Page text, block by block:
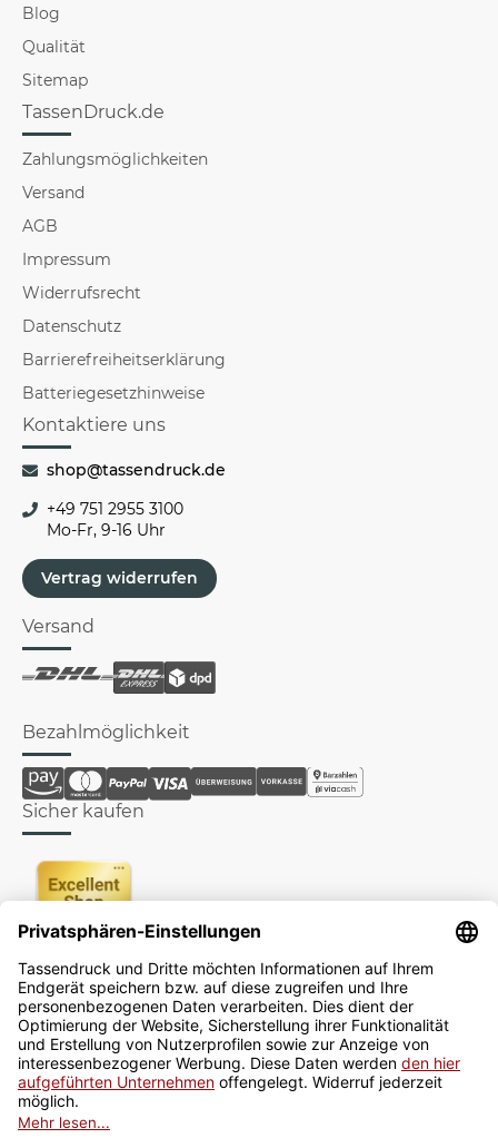
Blog
Qualität
Sitemap
TassenDruck.de
Zahlungsmöglichkeiten
Versand
AGB
Impressum
Widerrufsrecht
Datenschutz
Barrierefreiheitserklärung
Batteriegesetzhinweise
Kontaktiere uns
shop@tassendruck.de
+49 751 2955 3100
Mo-Fr, 9-16 Uhr
Vertrag widerrufen
Versand
Bezahlmöglichkeit
Sicher kaufen
Newsletter